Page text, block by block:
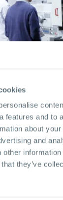
features and to
about
and
information
they’ve
trouver
de vous aider à
vos objectifs
de